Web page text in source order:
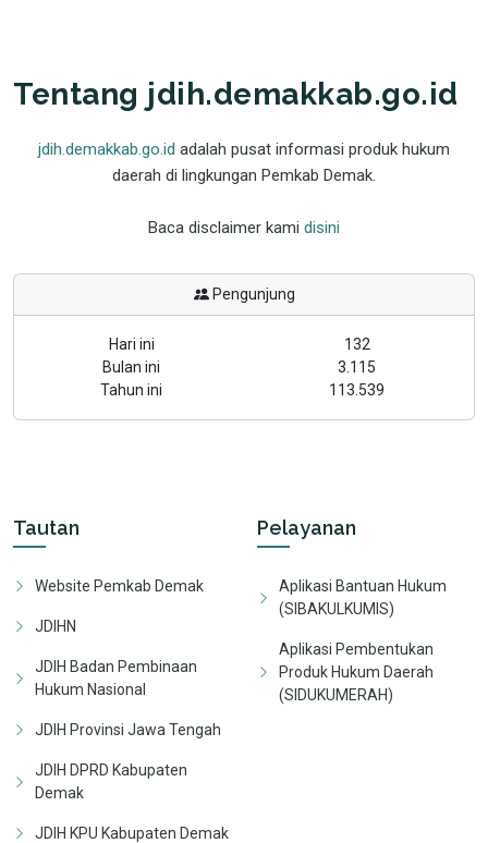
Tentang jdih.demakkab.go.id
jdih.demakkab.go.id adalah pusat informasi produk hukum
daerah di lingkungan Pemkab Demak.
Baca disclaimer kami disini
Pengunjung
Hari ini
132
Bulan ini
3.115
Tahun ini
113.539
Tautan
Website Pemkab Demak
JDIHN
JDIH Badan Pembinaan
Hukum Nasional
JDIH Provinsi Jawa Tengah
JDIH DPRD Kabupaten
Demak
JDIH KPU Kabupaten Demak
Pelayanan
Aplikasi Bantuan Hukum
(SIBAKULKUMIS)
Aplikasi Pembentukan
Produk Hukum Daerah
(SIDUKUMERAH)